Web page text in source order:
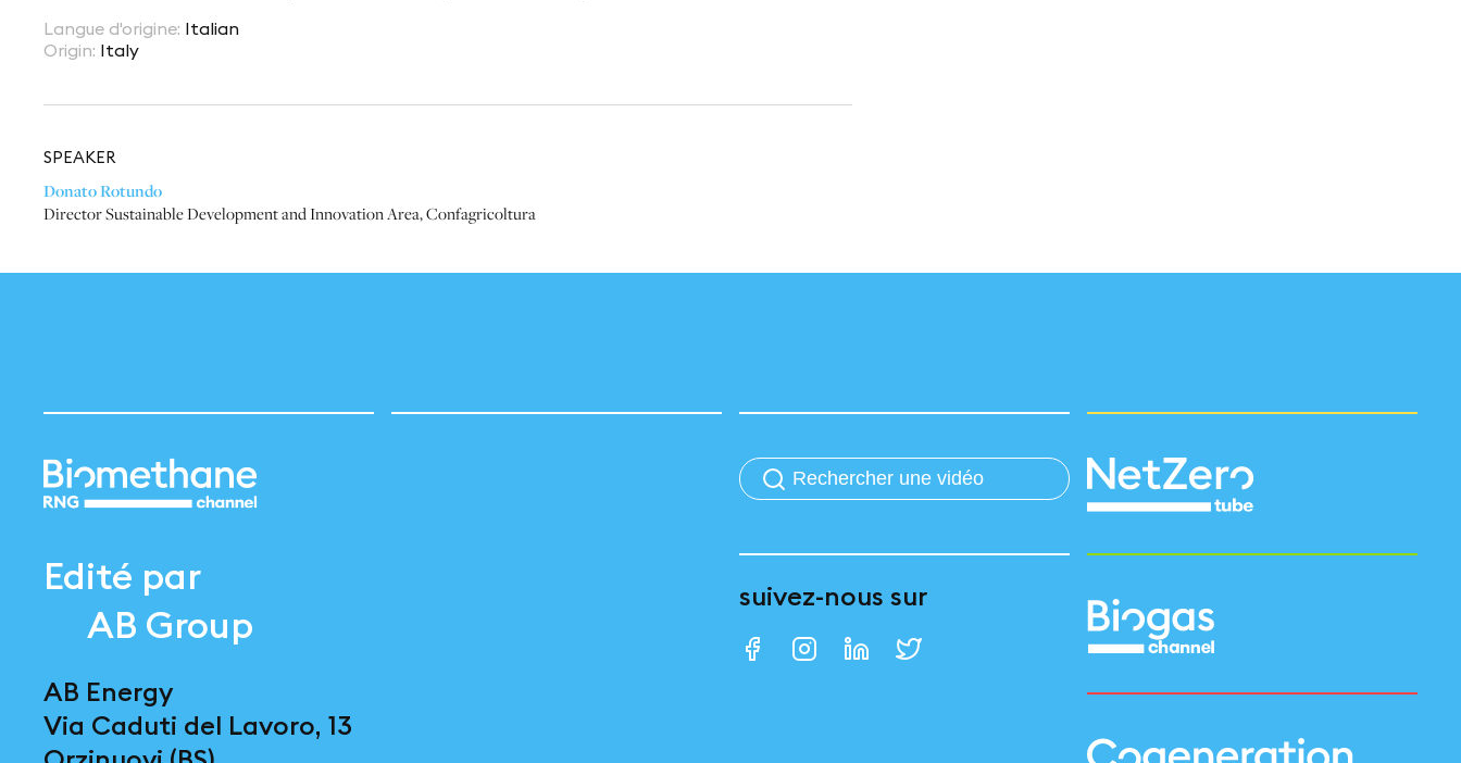
Langue d'origine: Italian
Origin: Italy
SPEAKER
Donato Rotundo
Director Sustainable Development and Innovation Area,Confagricoltura
Edité par
AB Group
AB Energy
Via Caduti del Lavoro, 13
suivez-nous sur